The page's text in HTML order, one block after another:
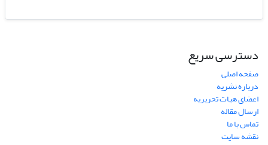
دسترسی سریع
صفحه اصلی
درباره نشریه
اعضای هیات تحریریه
ارسال مقاله
تماس با ما
نقشه سایت